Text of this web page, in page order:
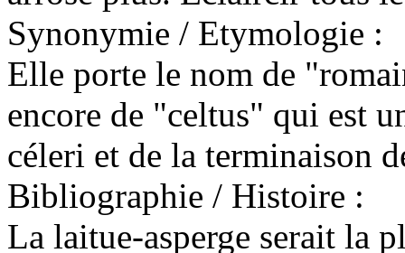
Synonymie / Etymologie :
Elle porte le nom de
encore de "celtus" qui est
céleri et de la terminaison
Bibliographie / Histoire :
La laitue-asperge serait la